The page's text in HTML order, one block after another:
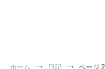
ホーム 日記 ページ 2